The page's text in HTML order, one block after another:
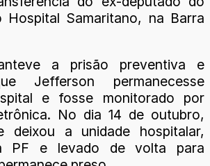
Hospital Samaritano, na Barra
a prisão preventiva e
Jefferson permanecesse
e fosse monitorado por
No dia 14 de outubro,
deixou a unidade hospitalar,
PF e levado de volta para